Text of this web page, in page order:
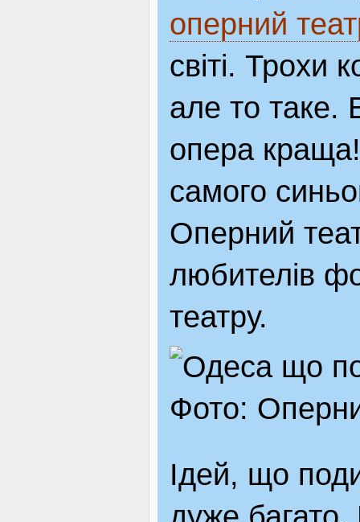
оперний
світі. Трохи
але то таке.
опера краща!
самого
Оперний
любителів
театру.
Фото:
Ідей, що